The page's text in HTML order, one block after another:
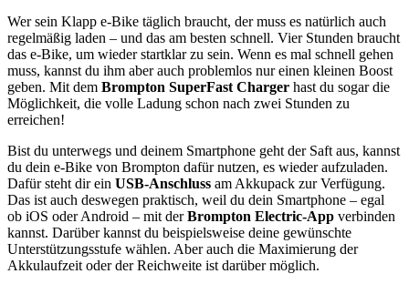
Wer sein Klapp e-Bike täglich braucht, der muss es natürlich auch
regelmäßig laden – und das am besten schnell. Vier Stunden braucht
das e-Bike, um wieder startklar zu sein. Wenn es mal schnell gehen
muss, kannst du ihm aber auch problemlos nur einen kleinen Boost
geben. Mit dem Brompton SuperFast Charger hast du sogar die
Möglichkeit, die volle Ladung schon nach zwei Stunden zu
erreichen!
Bist du unterwegs und deinem Smartphone geht der Saft aus, kannst
du dein e-Bike von Brompton dafür nutzen, es wieder aufzuladen.
Dafür steht dir ein USB-Anschluss am Akkupack zur Verfügung.
Das ist auch deswegen praktisch, weil du dein Smartphone – egal
ob iOS oder Android – mit derBrompton Electric-App verbinden
kannst. Darüber kannst du beispielsweise deine gewünschte
Unterstützungsstufe wählen. Aber auch die Maximierung der
Akkulaufzeit oder der Reichweite ist darüber möglich.